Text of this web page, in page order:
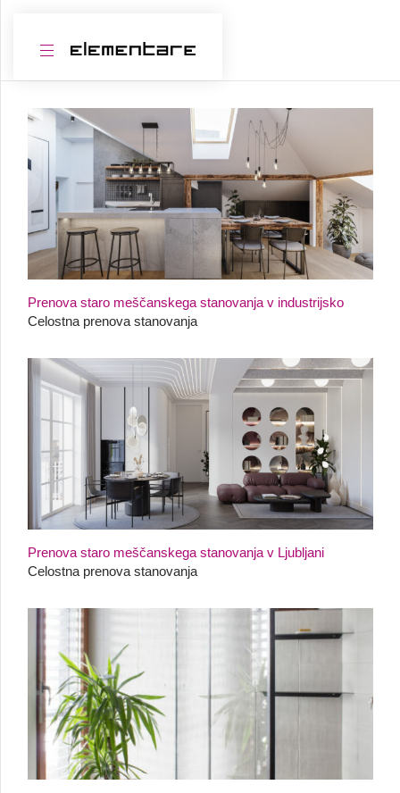
Prenova staro meščanskega stanovanja v industrijsko
Celostna prenova stanovanja
Prenova staro meščanskega stanovanja v Ljubljani
Celostna prenova stanovanja